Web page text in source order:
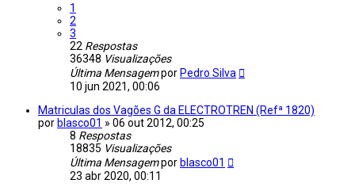
1
2
3
22 Respostas
36348 Visualizações
Última Mensagempor Pedro Silva
10 jun 2021, 00:06
Matriculas dos Vagões G da ELECTROTREN (Refª 1820)
por blasco01 » 06 out 2012, 00:25
8 Respostas
18835 Visualizações
Última Mensagempor blasco01
23 abr 2020, 00:11